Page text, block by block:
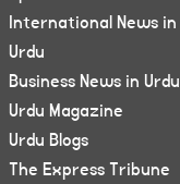
International News in
Urdu
Business News in Urdu
Urdu Magazine
Urdu Blogs
The Express Tribune